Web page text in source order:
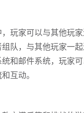
玩家可以与其他玩家
队，与其他玩家一
和邮件系统，玩家
互动。